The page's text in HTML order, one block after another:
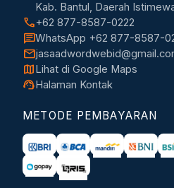
Kab. Bantul, Daerah
call+62 877-8587-0222
chatWhatsApp +62 877-8587-
mail
mapLihat di Google Maps
support_agentHalaman Kontak
METODE PEMBAYARAN